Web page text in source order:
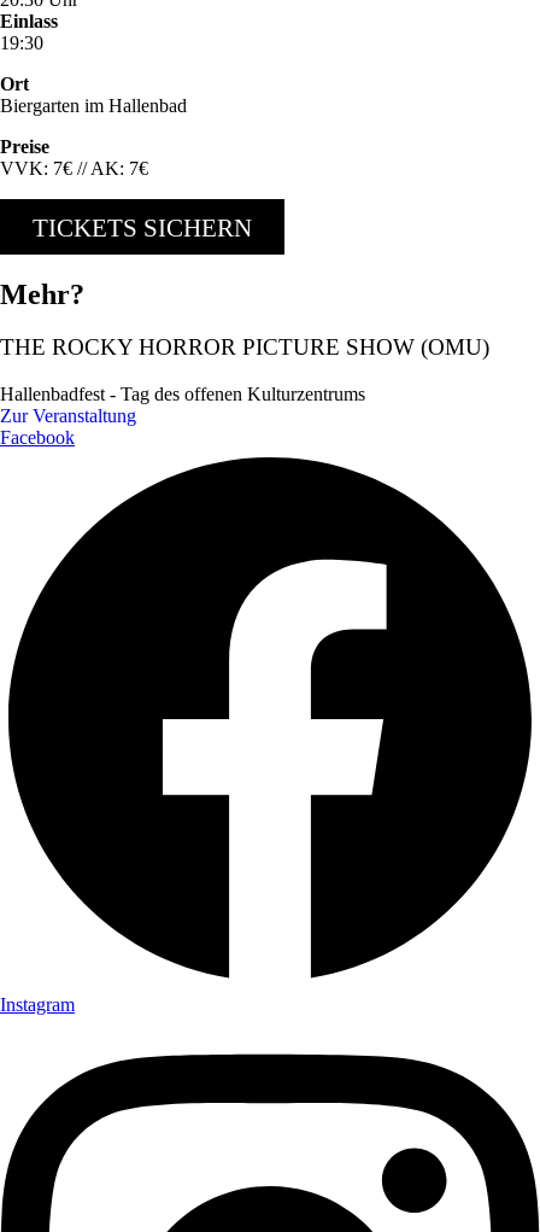
Einlass
19:30
Ort
Biergarten im Hallenbad
Preise
VVK: 7€ // AK: 7€
TICKETS SICHERN
Mehr?
THE ROCKY HORROR PICTURE SHOW (OMU)
Hallenbadfest - Tag des offenen Kulturzentrums
Zur Veranstaltung
Facebook
Instagram